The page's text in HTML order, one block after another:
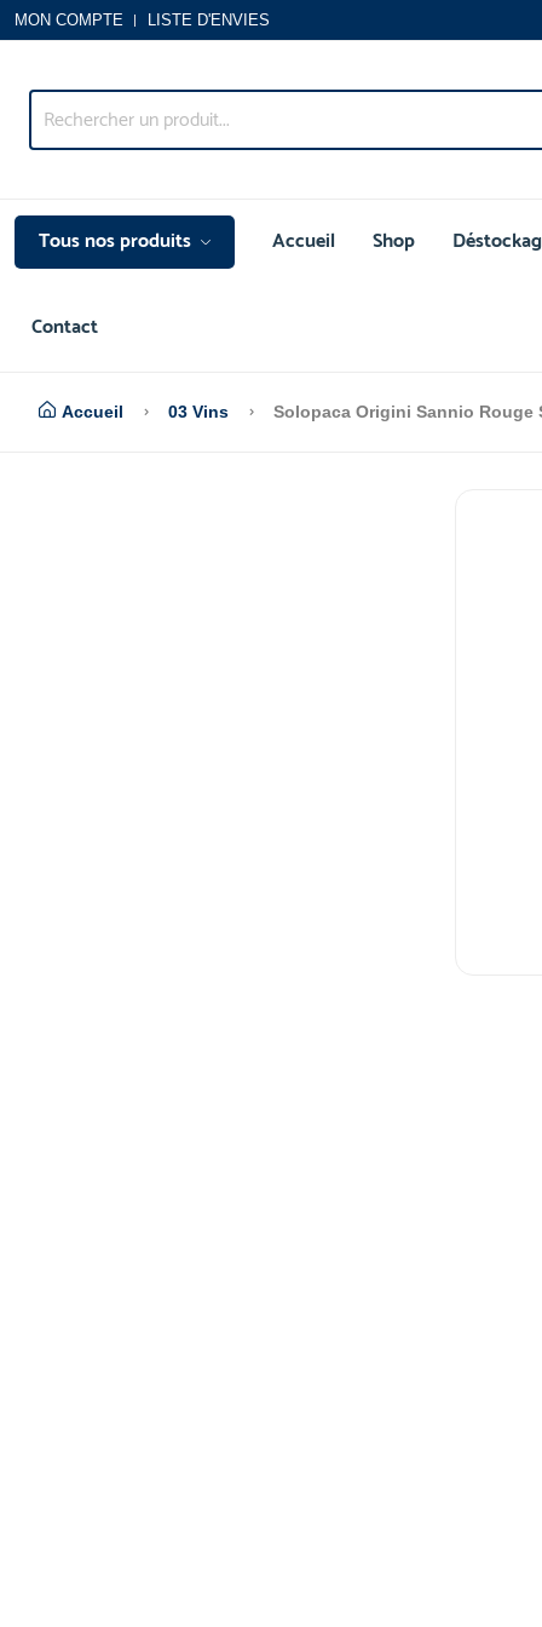
MON COMPTE LISTE D'ENVIES
Tous nos produits Accueil Shop
Contact
Accueil 03 Vins Solopaca Origini Sannio Rouge